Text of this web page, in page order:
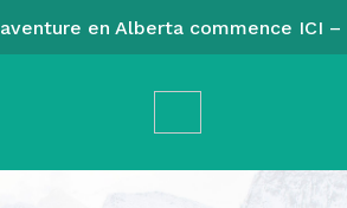
en Alberta commence ICI